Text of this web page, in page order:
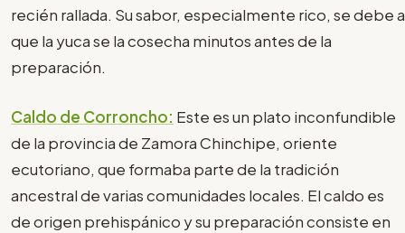
recién rallada. Su sabor, especialmente rico, se debe a
que la yuca se la cosecha minutos antes de la
preparación.
Caldo de Corroncho: Este es un plato inconfundible
de la provincia de Zamora Chinchipe, oriente
ecutoriano, que formaba parte de la tradición
ancestral de varias comunidades locales. El caldo es
de origen prehispánico y su preparación consiste en